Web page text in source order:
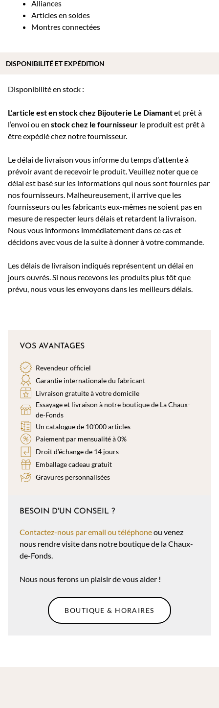
Alliances
Articles en soldes
Montres connectées
Disponibilité en stock :
L’article est en stock chez Bijouterie Le Diamantet prêt à
l’envoi ou en stock chez le fournisseur le produit est prêt à
être expédié chez notre fournisseur.
Le délai de livraison vous informe du temps d’attente à
prévoir avant de recevoir le produit. Veuillez noter que ce
délai est basé sur les informations qui nous sont fournies par
nos fournisseurs. Malheureusement, il arrive que les
fournisseurs ou les fabricants eux-mêmes ne soient pas en
mesure de respecter leurs délais et retardent la livraison.
Nous vous informons immédiatement dans ce cas et
décidons avec vous de la suite à donner à votre commande.
Les délais de livraison indiqués représentent un délai en
jours ouvrés. Si nous recevons les produits plus tôt que
prévu, nous vous les envoyons dans les meilleurs délais.
DISPONIBILITÉ ET EXPÉDITION
VOS AVANTAGES
Revendeur officiel
Garantie internationale du fabricant
Livraison gratuite à votre domicile
Essayage et livraison à notre boutique de La Chaux-
de-Fonds
Un catalogue de 10’000 articles
Paiement par mensualité à 0%
Droit d’échange de 14 jours
Emballage cadeau gratuit
Gravures personnalisées
BESOIN D'UN CONSEIL ?
Contactez-nous par email ou téléphoneou venez
nous rendre visite dans notre boutique de la Chaux-
de-Fonds.
Nous nous ferons un plaisir de vous aider !
BOUTIQUE & HORAIRES